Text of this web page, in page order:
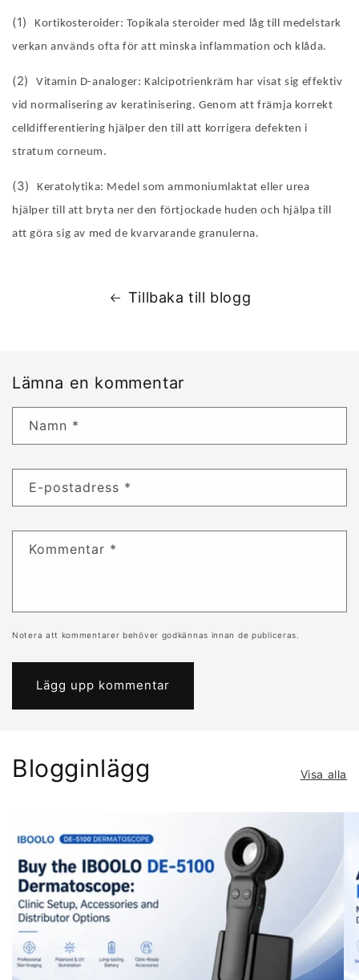
(1)
Kortikosteroider: Topikala steroider med låg till medelstark
verkan används ofta för att minska inflammation och klåda.
(2)
Vitamin D-analoger: Kalcipotrienkräm har visat sig effektiv
vid normalisering av keratinisering. Genom att främja korrekt
celldifferentiering hjälper den till att korrigera defekten i
stratum corneum.
(3)
Keratolytika: Medel som ammoniumlaktat eller urea
hjälper till att bryta ner den förtjockade huden och hjälpa till
att göra sig av med de kvarvarande granulerna.
Tillbaka till blogg
Lämna en kommentar
Namn *
E-postadress *
Kommentar *
Notera att kommentarer behöver godkännas innan de publiceras.
Blogginlägg Visa alla